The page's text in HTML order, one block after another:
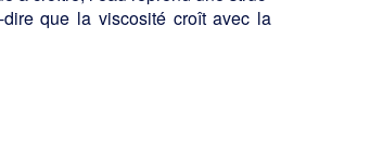
que la viscosité croît avec la